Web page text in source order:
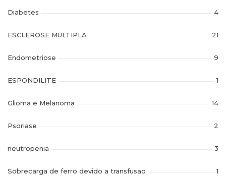
Diabetes 4
ESCLEROSE MULTIPLA 21
Endometriose 9
ESPONDILITE 1
Glioma e Melanoma 14
Psoriase 2
neutropenia 3
Sobrecarga de ferro devido a transfusao 1